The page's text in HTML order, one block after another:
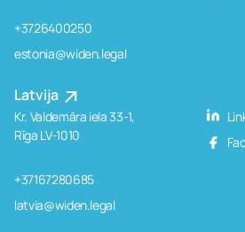
+3726400250
estonia@widen.legal
Latvija
Kr. Valdemāra iela 33-1,
Rīga LV-1010
+37167280685
latvia@widen.legal